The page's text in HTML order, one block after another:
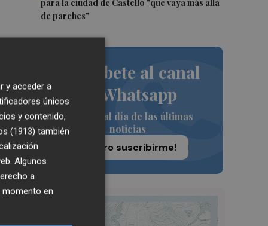
para la ciudad de Castelló "que vaya más allá
de parches"
Suscríbete al canal
de Whatsapp
Siempre al día de las últimas
noticias
¡Quiero suscribirme!
y acceder a
únicos
y contenido,
(1913) también
Algunos
a
momento en